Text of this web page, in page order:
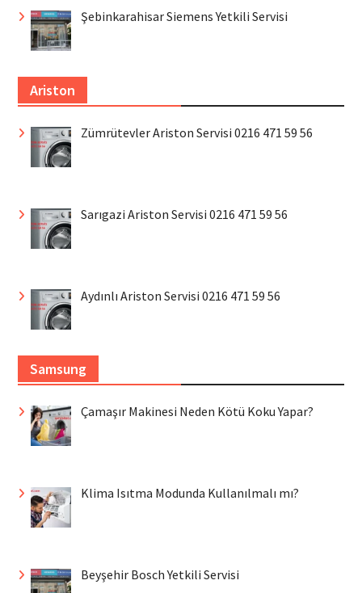
Şebinkarahisar Siemens Yetkili Servisi
Ariston
Zümrütevler Ariston Servisi 0216 471 59 56
Sarıgazi Ariston Servisi 0216 471 59 56
Aydınlı Ariston Servisi 0216 471 59 56
Samsung
Çamaşır Makinesi Neden Kötü Koku Yapar?
Klima Isıtma Modunda Kullanılmalı mı?
Beyşehir Bosch Yetkili Servisi